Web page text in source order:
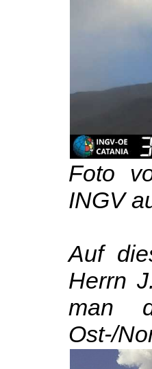
Foto
INGV
Auf
Herrn
man
Ost-/